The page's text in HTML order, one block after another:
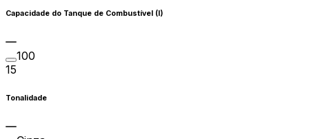
Capacidade do Tanque de Combustível (l)
100
15
Tonalidade